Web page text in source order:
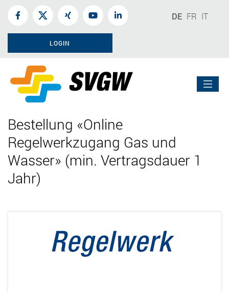
DE FR IT
LOGIN
Bestellung «Online
Regelwerkzugang Gas und
Wasser» (min. Vertragsdauer 1
Jahr)